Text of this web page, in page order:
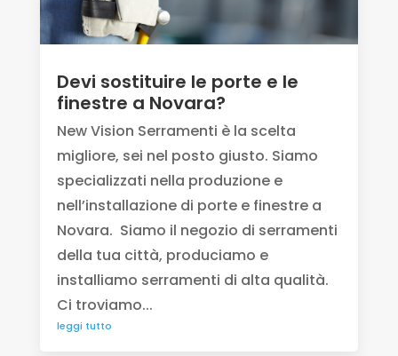
Devi sostituire le porte e le
finestre a Novara?
New Vision Serramenti è la scelta
migliore, sei nel posto giusto. Siamo
specializzati nella produzione e
nell’installazione di porte e finestre a
Novara. Siamo il negozio di serramenti
della tua città, produciamo e
installiamo serramenti di alta qualità.
Ci troviamo...
leggi tutto